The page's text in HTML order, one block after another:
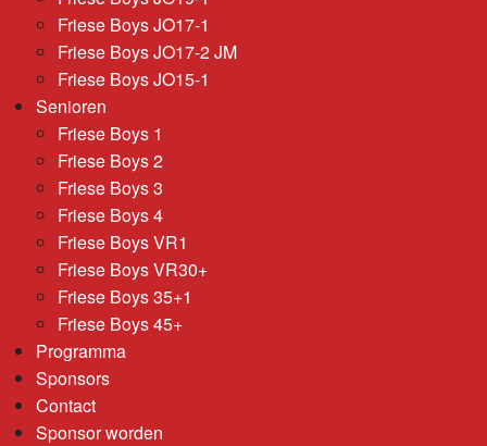
Friese Boys JO17-1
Friese Boys JO17-2 JM
Friese Boys JO15-1
Senioren
Friese Boys 1
Friese Boys 2
Friese Boys 3
Friese Boys 4
Friese Boys VR1
Friese Boys VR30+
Friese Boys 35+1
Friese Boys 45+
Programma
Sponsors
Contact
Sponsor worden